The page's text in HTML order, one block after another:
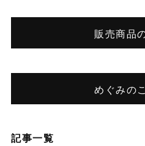
販売商品
めぐみの
記事一覧